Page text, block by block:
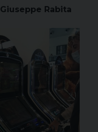
Giuseppe Rabita